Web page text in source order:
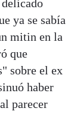
ya se sabía
mitin en la
que
sobre el ex
haber
parecer